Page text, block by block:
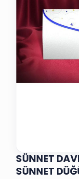
SÜNNET
SÜNNET